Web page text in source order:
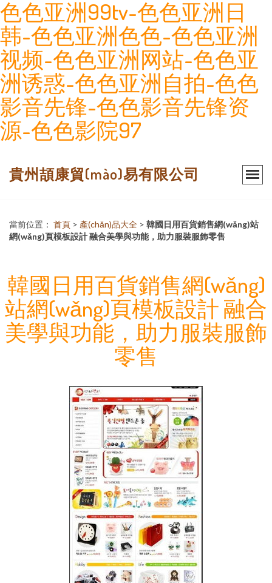
色色亚洲99tv-色色亚洲日
韩-色色亚洲色色-色色亚洲
视频-色色亚洲网站-色色亚
洲诱惑-色色亚洲自拍-色色
影音先锋-色色影音先锋资
源-色色影院97
貴州頡康貿(mào)易有限公司
當前位置： 首頁 > 產(chǎn)品大全 > 韓國日用百貨銷售網(wǎng)站
網(wǎng)頁模板設計 融合美學與功能，助力服裝服飾零售
韓國日用百貨銷售網(wǎng)
站網(wǎng)頁模板設計 融合
美學與功能，助力服裝服飾
零售